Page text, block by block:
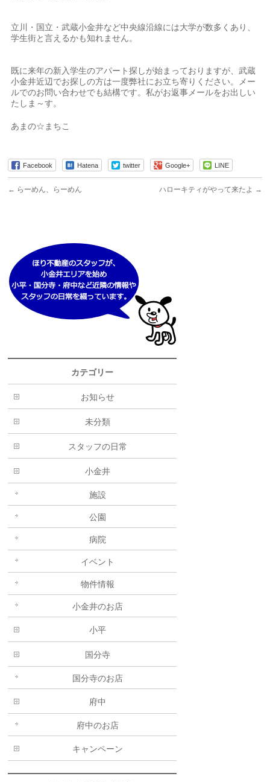
立川・国立・武蔵小金井など中央線沿線には大学が数多くあり、
学生街と言えるかも知れません。
既に来年の新入学生のアパート探しが始まっておりますが、武蔵
小金井近辺でお探しの方は一度弊社にお立ち寄りください。メー
ルでのお問い合わせでも結構です。私がお返事メールをお出しい
たしま～す。
あまの☆まちこ
Facebook Hatena twitter Google+ LINE
← らーめん、らーめん ハローキティがやって来たよ →
カテゴリー
お知らせ
未分類
スタッフの日常
小金井
施設
公園
病院
イベント
物件情報
小金井のお店
小平
国分寺
国分寺のお店
府中
府中のお店
キャンペーン